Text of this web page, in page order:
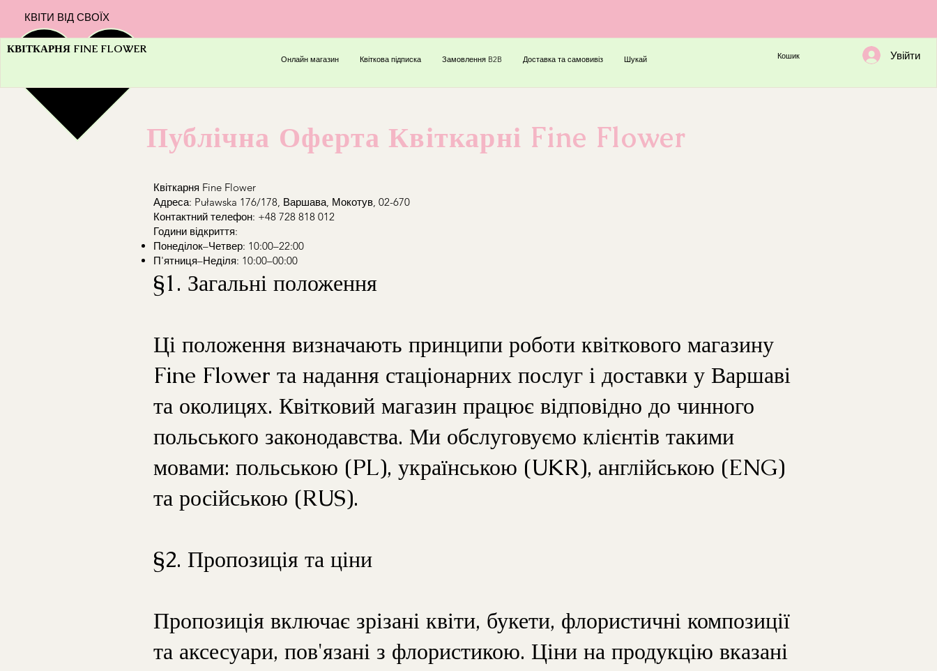
КВІТИ ВІД СВОЇХ
КВІТКАРНЯ FINE FLOWER
Онлайн магазин Квіткова підписка Замовлення B2B Доставка та самовивіз Шукай Кошик Увійти
Публічна Оферта Квіткарні Fine Flower
Квіткарня Fine Flower
Адреса: Puławska 176/178, Варшава, Мокотув, 02-670
Контактний телефон: +48 728 818 012
Години відкриття:
Понеділок–Четвер: 10:00–22:00
П'ятниця–Неділя: 10:00–00:00
§1. Загальні положення
Ці положення визначають принципи роботи квіткового магазину
Fine Flower та надання стаціонарних послуг і доставки у Варшаві
та околицях. Квітковий магазин працює відповідно до чинного
польського законодавства. Ми обслуговуємо клієнтів такими
мовами: польською (PL), українською (UKR), англійською (ENG)
та російською (RUS).
§2. Пропозиція та ціни
Пропозиція включає зрізані квіти, букети, флористичні композиції
та аксесуари, пов'язані з флористикою. Ціни на продукцію вказані